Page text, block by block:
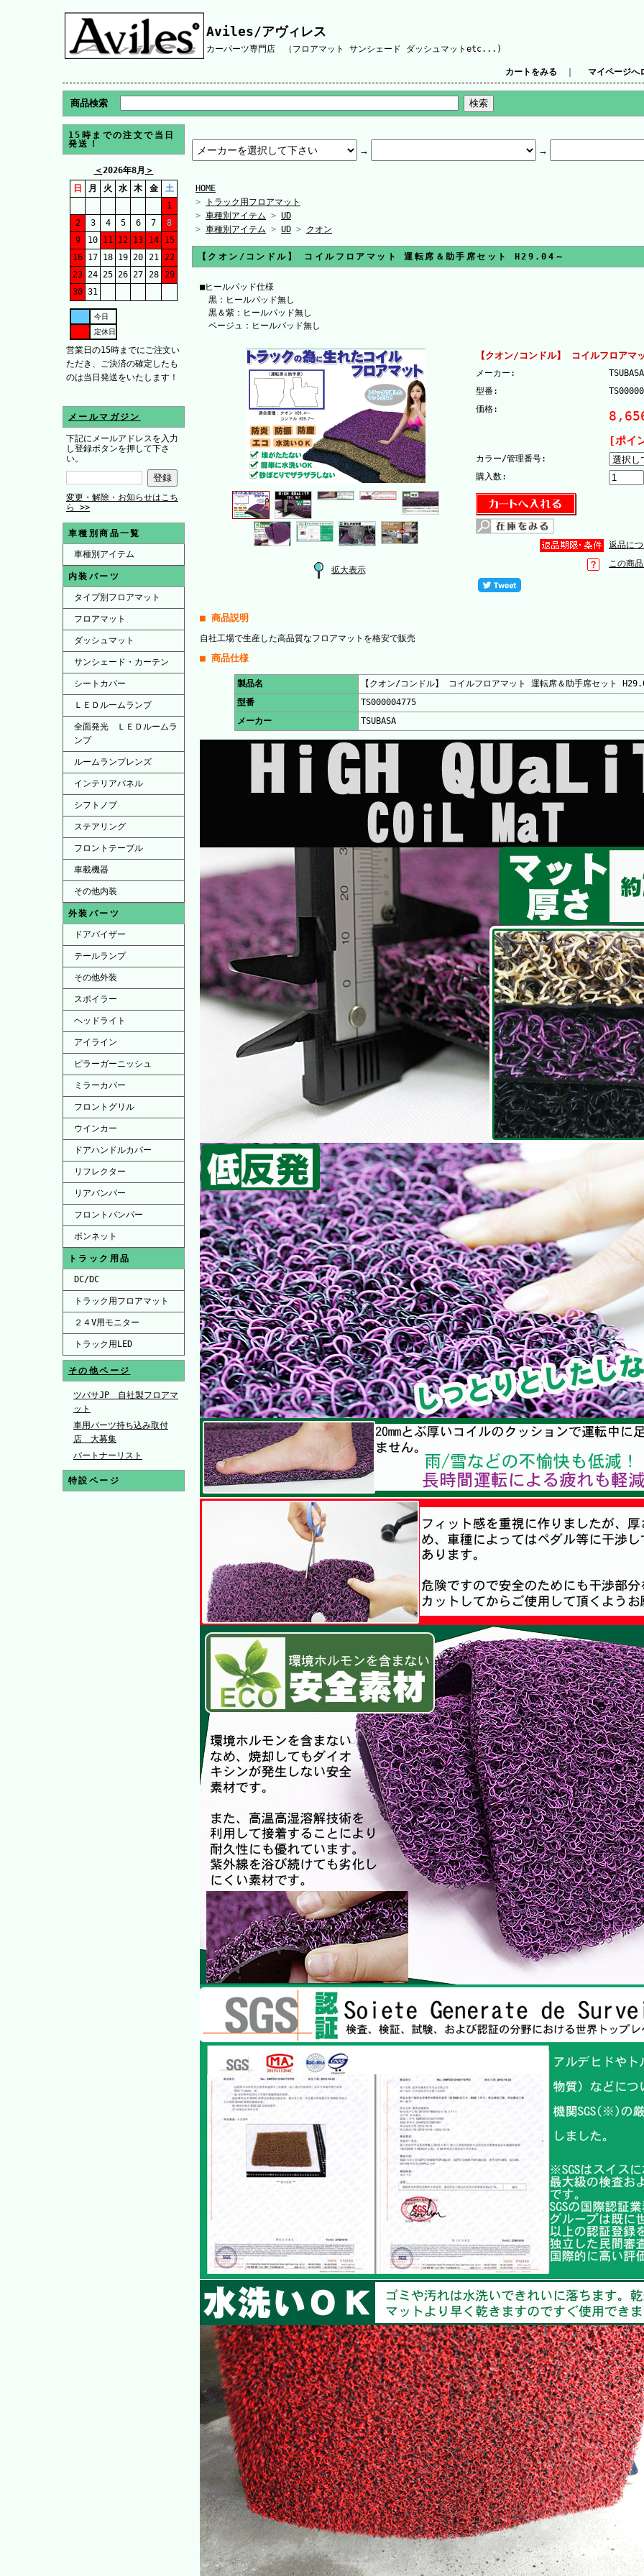
Aviles/アヴィレス
カーパーツ専門店 （フロアマット サンシェード ダッシュマットetc...)
カートをみる マイページへ
商品検索
15時までの注文で当日
発送！
＜2026年8月 ＞
日
月 火 水 木 金
土
1
2
3 4 5 6 7
8
9
10 11 12 13 14
15
16 17 18 19 20 21
22
23 24 25 26 27 28
29
30 31
今日
定休日
営業日の15時までにご注文い
ただき、ご決済の確定したも
のは当日発送をいたします！
メールマガジン
下記にメールアドレスを入力
し登録ボタンを押して下さ
い。
変更・解除・お知らせはこち
ら >>
車種別商品一覧
車種別アイテム
内装パーツ
タイプ別フロアマット
フロアマット
ダッシュマット
サンシェード・カーテン
シートカバー
ＬＥＤルームランプ
全面発光 ＬＥＤルームラ
ンプ
ルームランプレンズ
インテリアパネル
シフトノブ
ステアリング
フロントテーブル
車載機器
その他内装
外装パーツ
ドアバイザー
テールランプ
その他外装
スポイラー
ヘッドライト
アイライン
ピラーガーニッシュ
ミラーカバー
フロントグリル
ウインカー
ドアハンドルカバー
リフレクター
リアバンパー
フロントバンパー
ボンネット
トラック用品
DC/DC
トラック用フロアマット
２４V用モニター
トラック用LED
その他ページ
ツバサJP 自社製フロアマ
ット
車用パーツ持ち込み取付
店 大募集
パートナーリスト
特設ページ
HOME
>
トラック用フロアマット
> 車種別アイテム > UD
> 車種別アイテム > UD > クオン
【クオン/コンドル】 コイルフロアマット 運転席＆助手席セット H29.04～
■ヒールパッド仕様
黒：ヒールパッド無し
黒＆紫：ヒールパッド無し
ベージュ：ヒールパッド無し
拡大表示
【クオン/コンドル】 コイルフロア
メーカー:
TSUBASA
型番:
価格:
[ポイ
カラー/管理番号:
購入数:
返品に
この商
■ 商品説明
自社工場で生産した高品質なフロアマットを格安で販売
■ 商品仕様
製品名
【クオン/コンドル】 コイルフロアマット 運転席＆助手席セット
型番
TS000004775
メーカー
TSUBASA